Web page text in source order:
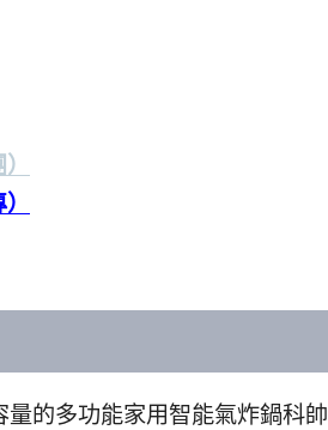
的多功能家用智能氣炸鍋科帥